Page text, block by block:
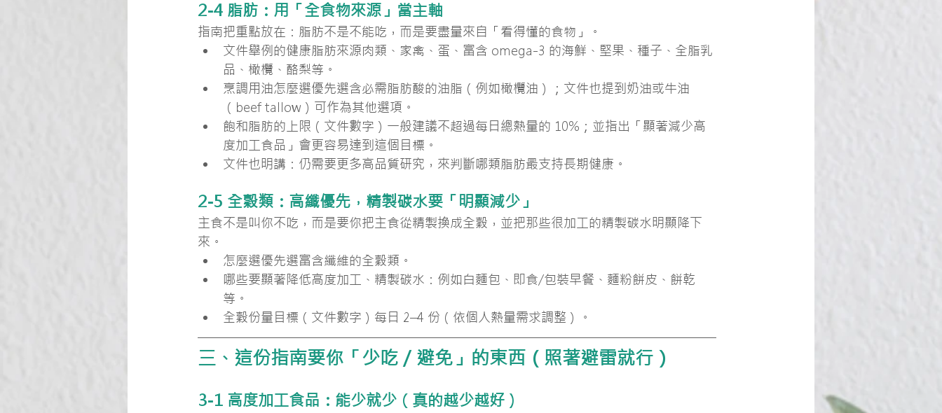
2-4 脂肪：用「全食物來源」當主軸
指南把重點放在：脂肪不是不能吃，而是要盡量來自「看得懂的食物」。
文件舉例的健康脂肪來源肉類、家禽、蛋、富含 omega-3 的海鮮、堅果、種子、全脂乳
品、橄欖、酪梨等。
烹調用油怎麼選優先選含必需脂肪酸的油脂（例如橄欖油）；文件也提到奶油或牛油
（beef tallow）可作為其他選項。
飽和脂肪的上限（文件數字）一般建議不超過每日總熱量的 10%；並指出「顯著減少高
度加工食品」會更容易達到這個目標。
文件也明講：仍需要更多高品質研究，來判斷哪類脂肪最支持長期健康。
2-5 全穀類：高纖優先，精製碳水要「明顯減少」
主食不是叫你不吃，而是要你把主食從精製換成全穀，並把那些很加工的精製碳水明顯降下
來。
怎麼選優先選富含纖維的全穀類。
哪些要顯著降低高度加工、精製碳水：例如白麵包、即食/包裝早餐、麵粉餅皮、餅乾
等。
全穀份量目標（文件數字）每日 2–4 份（依個人熱量需求調整）。
三、這份指南要你「少吃／避免」的東西（照著避雷就行）
3-1 高度加工食品：能少就少（真的越少越好）